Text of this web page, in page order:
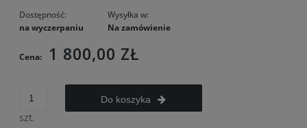
Dostępność:
na wyczerpaniu
Wysyłka w:
Na zamówienie
Cena: 1 800,00 ZŁ
szt.
Do koszyka